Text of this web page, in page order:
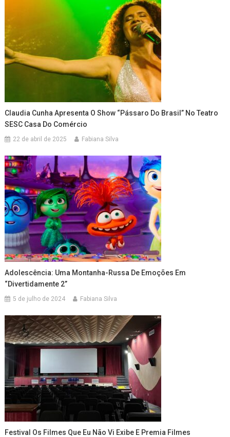
Claudia Cunha Apresenta O Show “Pássaro Do Brasil” No Teatro
SESC Casa Do Comércio
22 de abril de 2025 Fabiana Silva
Adolescência: Uma Montanha-Russa De Emoções Em
“Divertidamente 2”
5 de julho de 2024 Fabiana Silva
Festival Os Filmes Que Eu Não Vi Exibe E Premia Filmes